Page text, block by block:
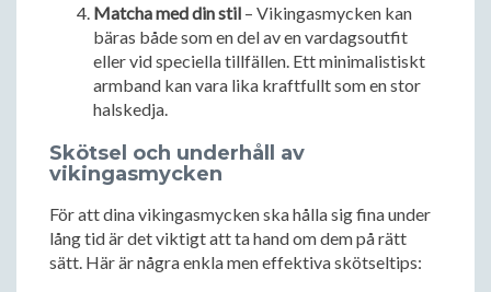
Matcha med din stil – Vikingasmycken kan
bäras både som en del av en vardagsoutfit
eller vid speciella tillfällen. Ett minimalistiskt
armband kan vara lika kraftfullt som en stor
halskedja.
Skötsel och underhåll av
vikingasmycken
För att dina vikingasmycken ska hålla sig fina under
lång tid är det viktigt att ta hand om dem på rätt
sätt. Här är några enkla men effektiva skötseltips: